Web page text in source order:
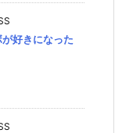
好きになった